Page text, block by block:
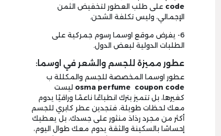
code على طلب العطور لتخفيض الثمن
الإجمالي، وليس تكلفة الشحن.
6- يفرض موقع اوسما رسوم جمركية على
الطلبات الدولية لبعض الدول.
عطور مميزة للجسم والشعر في اوسما:
عطور اوسما المخصصة للجسم والمكللة ب
osma perfume coupon code ليست
كغيرها، بل تتميز بترك انطباعًا ناعمًا وراقيًا يدوم
معك لحظات طويلة، فتجدين عطر كابري للجسم
أكثر من مجرد رذاذ منثور على جسدك، بل يعطيك
إحساسًا بالسكينة والثقة يدوم معك طوال اليوم،